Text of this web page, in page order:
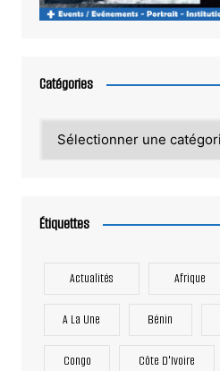
Catégories
Étiquettes
Actualités Afrique
A La Une Bénin
Congo Côte D'Ivoire